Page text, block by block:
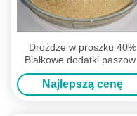
Drożdże w proszku 40%
Białkowe dodatki paszowe
Surowiec dla kurczaków
Najlepszą cenę